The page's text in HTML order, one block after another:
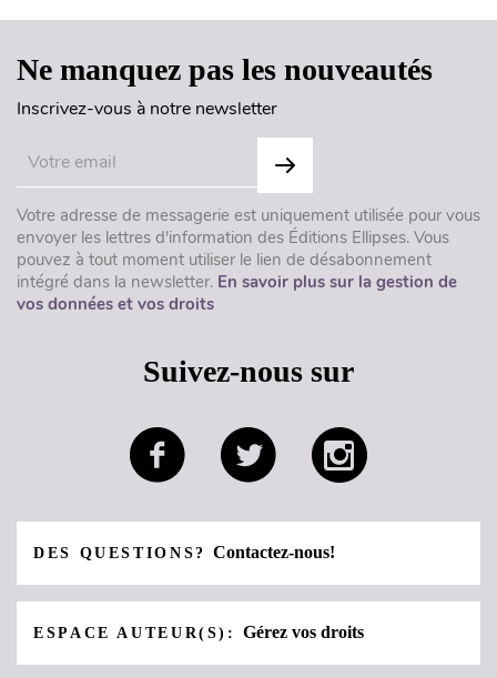
Ne manquez pas les nouveautés
Inscrivez-vous à notre newsletter
Votre adresse de messagerie est uniquement utilisée pour vous
envoyer les lettres d'information des Éditions Ellipses. Vous
pouvez à tout moment utiliser le lien de désabonnement
intégré dans la newsletter. En savoir plus sur la gestion de
vos données et vos droits
Suivez-nous sur
DES QUESTIONS?Contactez-nous!
ESPACE AUTEUR(S):Gérez vos droits